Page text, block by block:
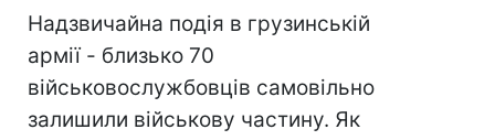
Надзвичайна подія в грузинській
армії - близько 70
військовослужбовців самовільно
залишили військову частину. Як